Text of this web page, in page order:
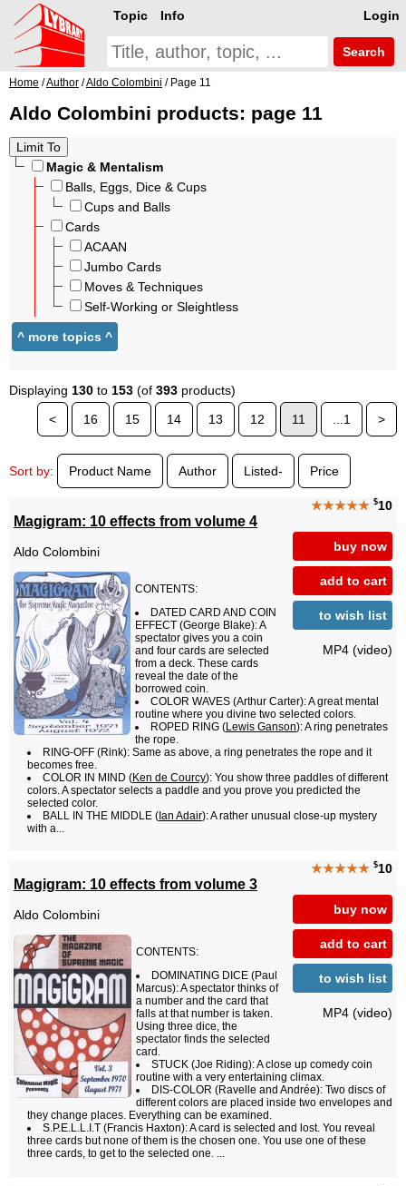
Login
Topic Info
Search
Home /Author /Aldo Colombini / Page 11
Aldo Colombini products: page 11
Magic & Mentalism
Balls, Eggs, Dice & Cups
Cups and Balls
Cards
ACAAN
Jumbo Cards
Moves & Techniques
Self-Working or Sleightless
Displaying 130 to 153 (of 393 products)
<
16 15 14 13 12 11 ...1 >
Sort by: Product Name Author Listed- Price
★★★★★ $10
buy now
add to cart
to wish list
MP4 (video)
Magigram: 10 effects from volume 4
Aldo Colombini
CONTENTS:
DATED CARD AND COIN
EFFECT (George Blake): A
spectator gives you a coin
and four cards are selected
from a deck. These cards
reveal the date of the
borrowed coin.
COLOR WAVES (Arthur Carter): A great mental
routine where you divine two selected colors.
ROPED RING (Lewis Ganson): A ring penetrates
the rope.
RING-OFF (Rink): Same as above, a ring penetrates the rope and it
becomes free.
COLOR IN MIND (Ken de Courcy): You show three paddles of different
colors. A spectator selects a paddle and you prove you predicted the
selected color.
BALL IN THE MIDDLE ( Ian Adair): A rather unusual close-up mystery
with a...
★★★★★ $10
buy now
add to cart
to wish list
MP4 (video)
Magigram: 10 effects from volume 3
Aldo Colombini
CONTENTS:
DOMINATING DICE (Paul
Marcus): A spectator thinks of
a number and the card that
falls at that number is taken.
Using three dice, the
spectator finds the selected
card.
STUCK (Joe Riding): A close up comedy coin
routine with a very entertaining climax.
DIS-COLOR (Ravelle and Andrée): Two discs of
different colors are placed inside two envelopes and
they change places. Everything can be examined.
S.P.E.L.L.I.T (Francis Haxton): A card is selected and lost. You reveal
three cards but none of them is the chosen one. You use one of these
three cards, to get to the selected one. ...